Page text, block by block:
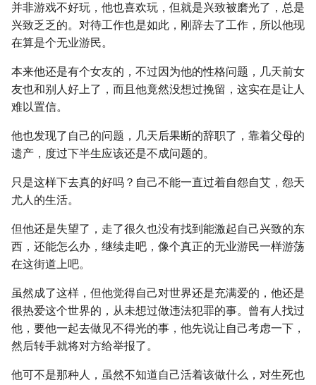
并非游戏不好玩，他也喜欢玩，但就是兴致被磨光了，总是
兴致乏乏的。对待工作也是如此，刚辞去了工作，所以他现
在算是个无业游民。
本来他还是有个女友的，不过因为他的性格问题，几天前女
友也和别人好上了，而且他竟然没想过挽留，这实在是让人
难以置信。
他也发现了自己的问题，几天后果断的辞职了，靠着父母的
遗产，度过下半生应该还是不成问题的。
只是这样下去真的好吗？自己不能一直过着自怨自艾，怨天
尤人的生活。
但他还是失望了，走了很久也没有找到能激起自己兴致的东
西，还能怎么办，继续走吧，像个真正的无业游民一样游荡
在这街道上吧。
虽然成了这样，但他觉得自己对世界还是充满爱的，他还是
很热爱这个世界的，从未想过做违法犯罪的事。曾有人找过
他，要他一起去做见不得光的事，他先说让自己考虑一下，
然后转手就将对方给举报了。
他可不是那种人，虽然不知道自己活着该做什么，对生死也